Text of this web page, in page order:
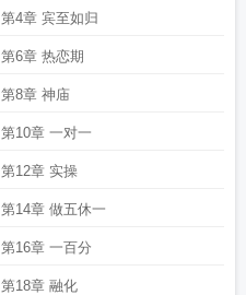
第4章 宾至如归
第6章 热恋期
第8章 神庙
第10章 一对一
第12章 实操
第14章 做五休一
第16章 一百分
第18章 融化